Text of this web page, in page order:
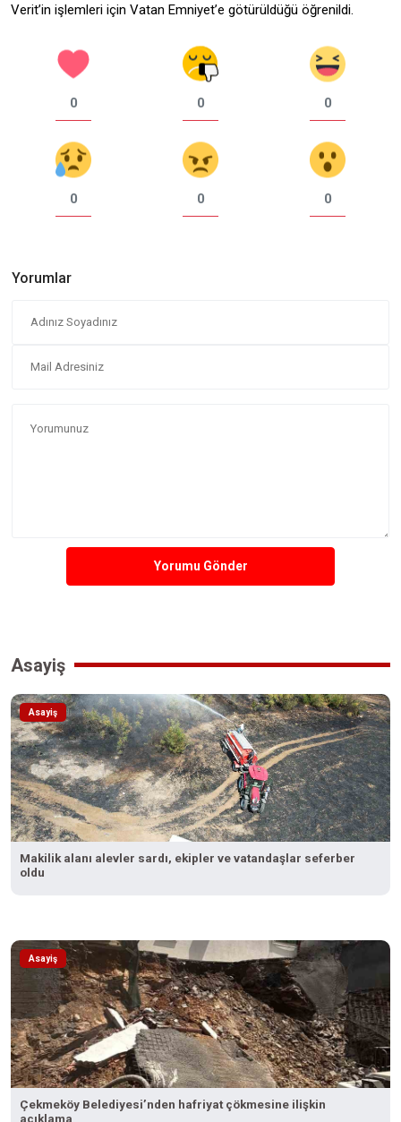
Verit’in işlemleri için Vatan Emniyet’e götürüldüğü öğrenildi.
0 0 0
0 0 0
Yorumlar
Yorumu Gönder
Asayiş
Asayiş
Makilik alanı alevler sardı, ekipler ve vatandaşlar seferber
oldu
Asayiş
Çekmeköy Belediyesi’nden hafriyat çökmesine ilişkin
açıklama